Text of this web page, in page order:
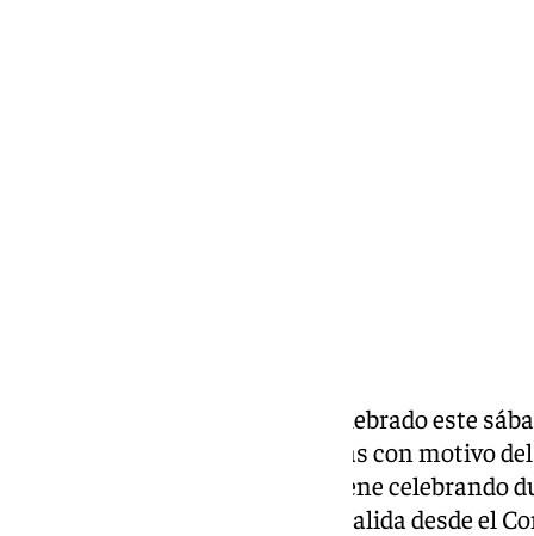
Las Penas de San Vicente ha celebrado este
Nuestro Padre Jesús de las Penas con motivo
corporación del Lunes Santo viene celebrando
momentos históricos como la salida desde el